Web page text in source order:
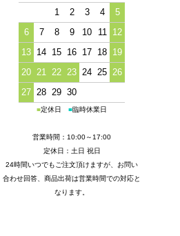
1
2 3 4
5
6
7 8 9 10 11
12
13 14 15 16 17 18 19
20 21 22 23 24 25 26
27 28 29 30
■定休日 ■臨時休業日
営業時間：10:00～17:00
定休日：土日 祝日
24時間いつでもご注文頂けますが、お問い
合わせ回答、商品出荷は営業時間での対応と
なります。